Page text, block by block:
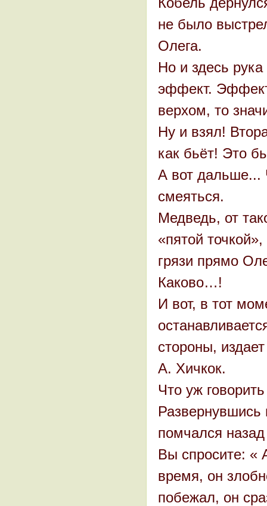
не было
Олега.
Но и здесь
эффект. Эффект
верхом, то
Ну и взял!
как бьёт! Это
А вот дальше...
смеяться.
Медведь, от
«пятой
грязи прямо
Каково…!
И вот, в тот
стороны,
А. Хичкок.
Что уж
помчался
Вы спросите: «
время, он
побежал, он